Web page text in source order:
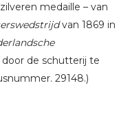
medaille – van
van 1869 in
de schutterij te
29148.)